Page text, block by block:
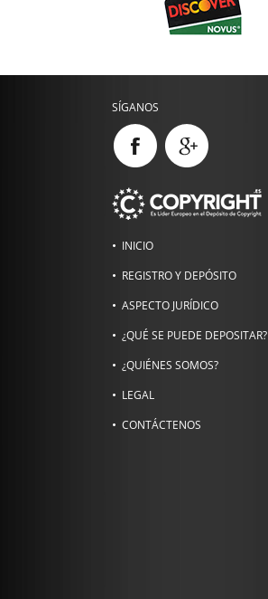
SÍGANOS
INICIO
REGISTRO Y DEPÓSITO
ASPECTO JURÍDICO
¿QUÉ SE PUEDE DEPOSITAR?
¿QUIÉNES SOMOS?
LEGAL
CONTÁCTENOS